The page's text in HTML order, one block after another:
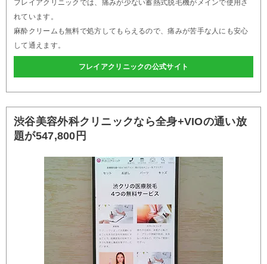
フレイアクリニックでは、痛みが少ない蓄熱式脱毛機がメインで使用さ
れています。
麻酔クリームも無料で処方してもらえるので、痛みが苦手な人にも安心
して通えます。
フレイアクリニックの公式サイト
渋谷美容外科クリニックなら全身+VIOの通い放
題が547,800円